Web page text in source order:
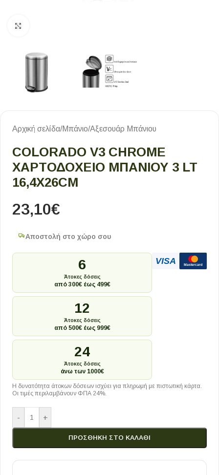
Αρχική σελίδα/Μπάνιο/Αξεσουάρ Μπάνιου
COLORADO V3 CHROME
ΧΑΡΤΟΔΟΧΕΙΟ ΜΠΑΝΙΟΥ 3 LT
16,4Χ26CM
23,10€
Αποστολή στο χώρο σου
6
Άτοκες δόσεις
από 300€ έως 499€
12
Άτοκες δόσεις
από 500€ έως 999€
24
Άτοκες δόσεις
άνω των 1000€
VISA Mastercard
Η δυνατότητα άτοκων δόσεων ισχύει για πληρωμή με πιστωτική κάρτα.
Οι τιμές περιλαμβάνουν ΦΠΑ 24%.
- +
ΠΡΟΣΘΉΚΗ ΣΤΟ ΚΑΛΆΘΙ